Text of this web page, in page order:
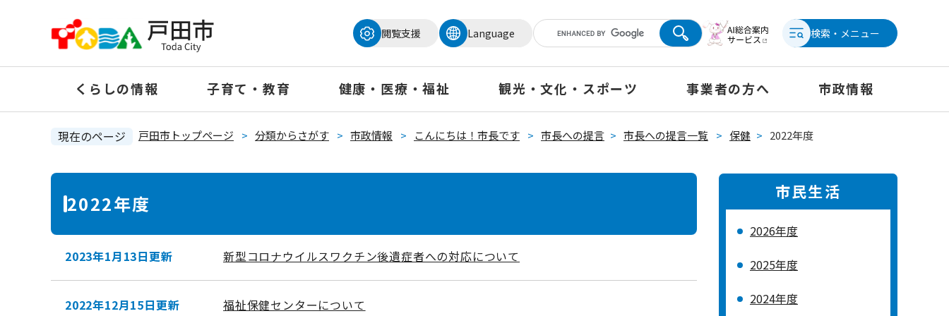
の
頭
閲覧支援
Language 検索・メニュー
くらしの情報 子育て・教育 健康・医療・福祉 観光・文化・スポーツ 事業者の方へ 市政情報
現在のページ 戸田市トップページ > 分類からさがす > 市政情報 > こんにちは！市長です > 市長への提言 > 市長への提言一覧 > 保健 > 2022年度
本
2022年度
2023年1月13日更新 新型コロナウイルスワクチン後遺症者への対応について
2022年12月15日更新 福祉保健センターについて
市民生活
2026年度
2025年度
2024年度